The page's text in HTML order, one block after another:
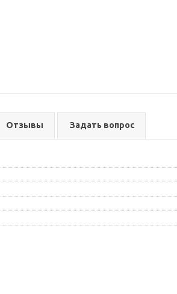
Отзывы Задать вопрос